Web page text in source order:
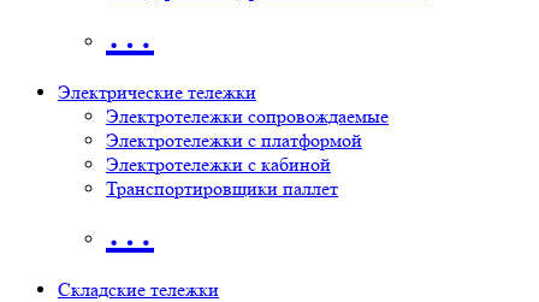
…
Электрические тележки
Электротележки сопровождаемые
Электротележки с платформой
Электротележки с кабиной
Транспортировщики паллет
…
Складские тележки